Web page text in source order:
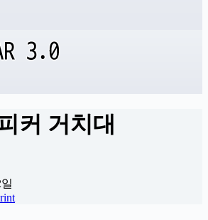
커 거치대